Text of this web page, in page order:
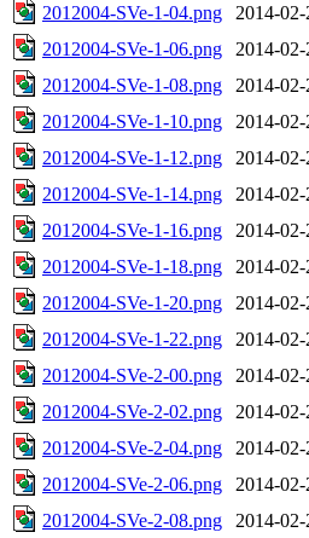
2012004-SVe-1-04.png
2014-
2012004-SVe-1-06.png
2014-
2012004-SVe-1-08.png
2014-
2012004-SVe-1-10.png
2014-
2012004-SVe-1-12.png
2014-
2012004-SVe-1-14.png
2014-
2012004-SVe-1-16.png
2014-
2012004-SVe-1-18.png
2014-
2012004-SVe-1-20.png
2014-
2012004-SVe-1-22.png
2014-
2012004-SVe-2-00.png
2014-
2012004-SVe-2-02.png
2014-
2012004-SVe-2-04.png
2014-
2012004-SVe-2-06.png
2014-
2012004-SVe-2-08.png
2014-